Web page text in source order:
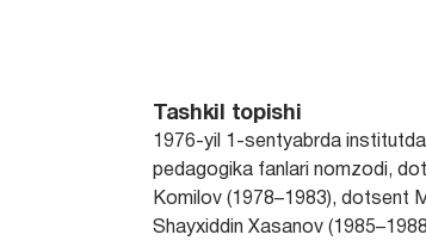
Tashkil topishi
1976-yil 1-sentyabrda
pedagogika fanlari nomzodi,
Komilov (1978–1983), dotsent
Shayxiddin Xasanov